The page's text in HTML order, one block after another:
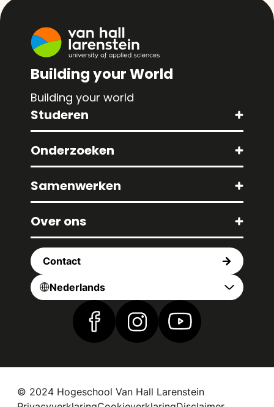
Building your World
Building your world
Studeren
Onderzoeken
Samenwerken
Over ons
Contact
Nederlands
Vind ons op Facebook
Vind ons op Instagram
Vind ons op
© 2024 Hogeschool Van Hall Larenstein